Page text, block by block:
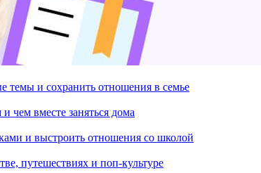
темы и сохранить отношения в семье
чем вместе заняться дома
и выстроить отношения со школой
путешествиях и поп-культуре